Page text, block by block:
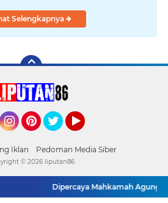
Selengkapnya
Iklan Pedoman Media Siber
Dipercaya Mahkamah Agung,
© 2026 liputan86